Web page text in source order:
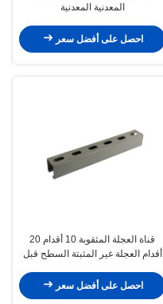
المعدنية المعدنية
احصل على أفضل سعر
قناة العجلة المثقوبة 10 أقدام 20
أقدام العجلة غير المثبتة السطح قبل
احصل على أفضل سعر